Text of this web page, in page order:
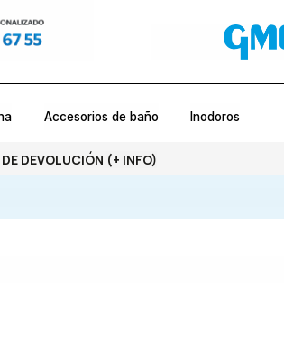
Accesorios de baño Inodoros
DEVOLUCIÓN (+ INFO)